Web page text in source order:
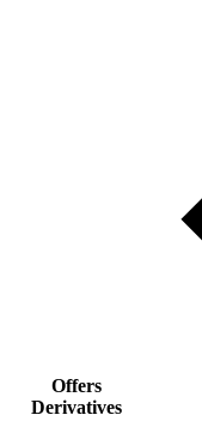
Offers
Derivatives